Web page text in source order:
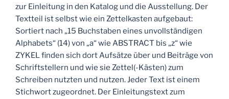
zur Einleitung in den Katalog und die Ausstellung. Der
Textteil ist selbst wie ein Zettelkasten aufgebaut:
Sortiert nach „15 Buchstaben eines unvollständigen
Alphabets“ (14) von „a“ wie ABSTRACT bis „z“ wie
ZYKEL finden sich dort Aufsätze über und Beiträge von
Schriftstellern und wie sie Zettel(-Kästen) zum
Schreiben nutzten und nutzen. Jeder Text ist einem
Stichwort zugeordnet. Der Einleitungstext zum